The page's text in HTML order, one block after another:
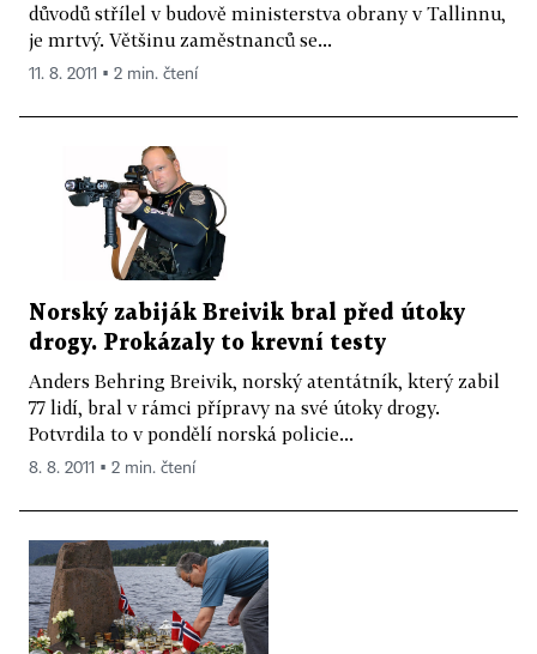
důvodů střílel v budově ministerstva obrany v Tallinnu,
je mrtvý. Většinu zaměstnanců se...
11. 8. 2011 ▪ 2 min. čtení
Norský zabiják Breivik bral před útoky
drogy. Prokázaly to krevní testy
Anders Behring Breivik, norský atentátník, který zabil
77 lidí, bral v rámci přípravy na své útoky drogy.
Potvrdila to v pondělí norská policie...
8. 8. 2011 ▪ 2 min. čtení